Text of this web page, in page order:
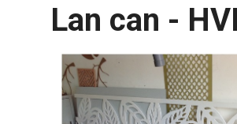
Lan can -